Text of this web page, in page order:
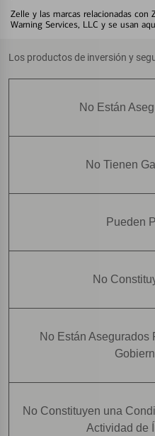
Zelle y las marcas relacionadas con
Warning Services, LLC y se usan
Los productos de inversión y
No Están
No Tienen
Pueden
No
No Están Asegurados
No Constituyen una
Actividad de